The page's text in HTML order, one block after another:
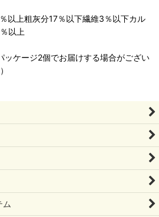
以上粗灰分17％以下繊維3％以下カル
以上
ッケージ2個でお届けする場合がござい
ム